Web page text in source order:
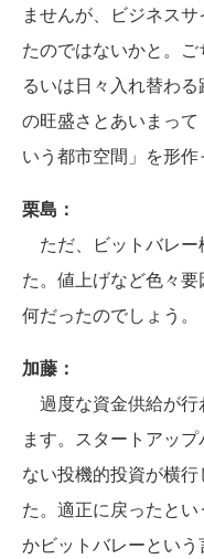
ませんが、ビジネス
たのではないかと。
るいは日々入れ替わ
の旺盛さとあいまっ
いう都市空間」を形作
栗島：
ただ、ビットバレー
た。値上げなど色々
何だったのでしょう。
加藤：
過度な資金供給が行
ます。スタートアッ
ない投機的投資が横
た。適正に戻ったと
かビットバレーという